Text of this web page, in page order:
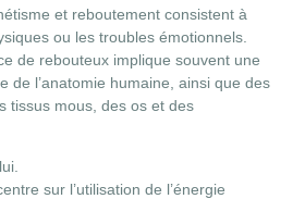
et reboutement consistent à
ou les troubles émotionnels.
de rebouteux implique souvent une
de l’anatomie humaine, ainsi que des
tissus mous, des os et des
sur l’utilisation de l’énergie